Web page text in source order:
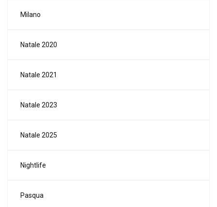
Milano
Natale 2020
Natale 2021
Natale 2023
Natale 2025
Nightlife
Pasqua